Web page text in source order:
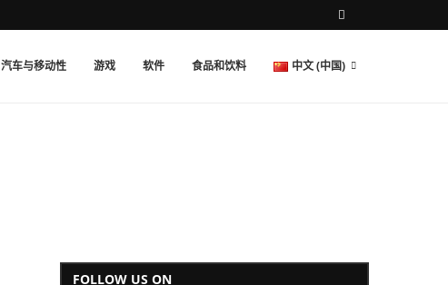
汽车与移动性 游戏 软件 食品和饮料 中文 (中国)
FOLLOW US ON